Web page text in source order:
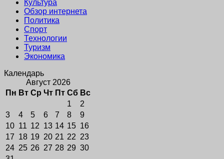
Культура
Обзор интернета
Политика
Спорт
Технологии
Туризм
Экономика
Календарь
Август 2026
Пн Вт Ср Чт Пт Сб Вс
1
2
3
4 5 6 7 8
9
10 11 12 13 14 15 16
17 18 19 20 21 22 23
24 25 26 27 28 29 30